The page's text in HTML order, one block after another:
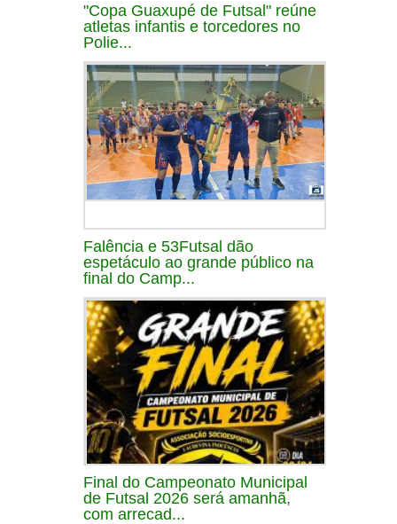
"Copa Guaxupé de Futsal" reúne
atletas infantis e torcedores no
Polie...
Falência e 53Futsal dão
espetáculo ao grande público na
final do Camp...
Final do Campeonato Municipal
de Futsal 2026 será amanhã,
com arrecad...